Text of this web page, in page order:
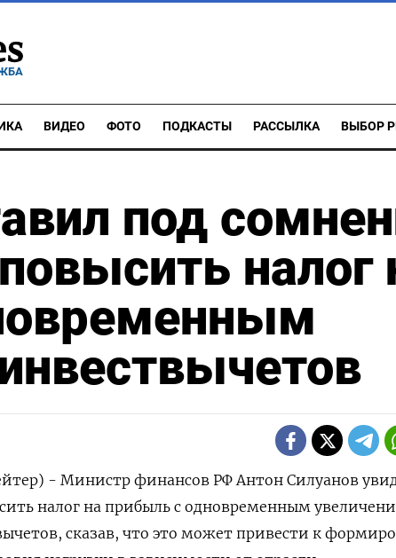
ВИДЕО ФОТО ПОДКАСТЫ РАССЫЛКА ВЫБОР
под
налог
- Министр финансов РФ Антон Силуанов
налог на прибыль с одновременным
сказав, что это может привести к